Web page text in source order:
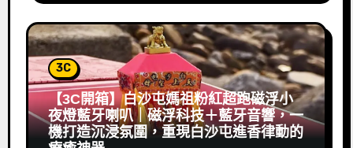
3C
【3C開箱】白沙屯媽祖粉紅超跑磁浮小
夜燈藍牙喇叭｜磁浮科技＋藍牙音響，一
機打造沉浸氛圍，重現白沙屯進香律動的